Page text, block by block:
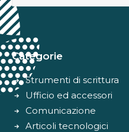
Categorie
Strumenti di scrittura
Ufficio ed accessori
Comunicazione
Articoli tecnologici